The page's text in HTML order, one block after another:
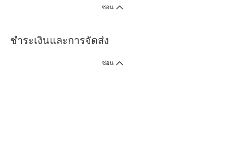
ซ่อน
ชำระเงินและการจัดส่ง
ซ่อน